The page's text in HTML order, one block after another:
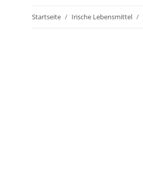
Startseite Irische Lebensmittel